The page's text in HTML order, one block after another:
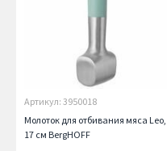
Артикул: 3950018
Молоток для отбивания мяса Leo,
17 см BergHOFF